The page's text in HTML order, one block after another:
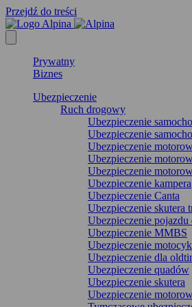
Przejdź do treści
Prywatny
Biznes
Ubezpieczenie
Ruch drogowy
Ubezpieczenie
Ubezpieczenie
Ubezpieczenie
Ubezpieczenie
Ubezpieczenie
Ubezpieczenie kampera
Ubezpieczenie Canta
Ubezpieczenie skutera
Ubezpieczenie pojazdu
Ubezpieczenie MMBS
Ubezpieczenie
Ubezpieczenie dla
Ubezpieczenie quadów
Ubezpieczenie skutera
Ubezpieczenie